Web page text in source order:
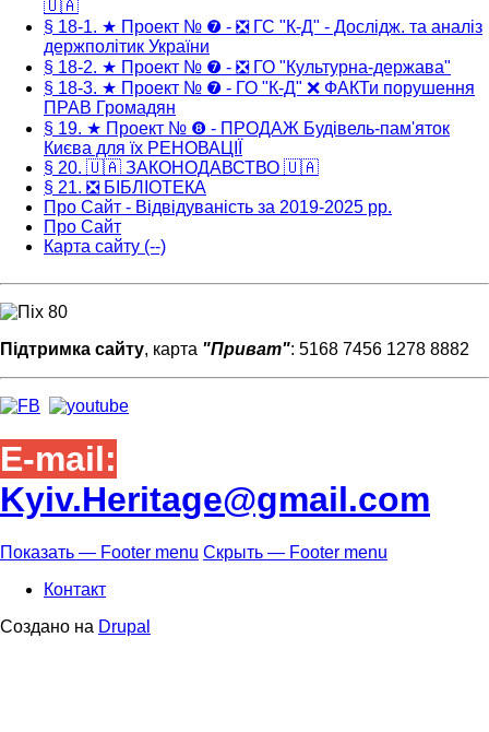
🇺🇦
§ 18-1. ★ Проект № ❼ - ❎ ГС "К-Д" - Дослідж. та аналіз
держполітик України
§ 18-2. ★ Проект № ❼ - ❎ ГО "Культурна-держава"
§ 18-3. ★ Проект № ❼ - ГО "К-Д" ❌ ФАКТи порушення
ПРАВ Громадян
§ 19. ★ Проект № ❽ - ПРОДАЖ Будівель-пам'яток
Києва для їх РЕНОВАЦІЇ
§ 20. 🇺🇦 ЗАКОНОДАВСТВО 🇺🇦
§ 21. ❎ БІБЛІОТЕКА
Про Сайт - Відвідуваність за 2019-2025 рр.
Про Сайт
Карта сайту (--)
Підтримка сайту, карта "Приват": 5168 7456 1278 8882
E-mail:
Kyiv.Heritage@gmail.com
Footer
Показать — Footer menu Скрыть — Footer menu
Контакт
Создано на Drupal